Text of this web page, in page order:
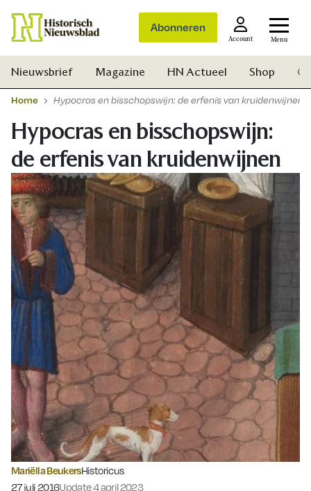
Abonneren
Account Menu
Nieuwsbrief Magazine HN Actueel Shop
Home Hypocras en bisschopswijn: de erfenis van kruidenwijnen
Hypocras en bisschopswijn:
de erfenis van kruidenwijnen
Mariëlla BeukersHistoricus
Gepubliceerd op:
27 juli 2016Update 4 april 2023